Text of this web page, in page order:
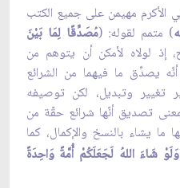
الأكرم مهيمن على جميع الكتب
) متمم لقوله: (مُصَدِّقًا لِمَا بَيْنَ
إذ لولاه لأمكن أن يتوهم من
أنّه يصدِّق ما فيهما من الشرائع
تغيير وتبديل، لكن توصيفه
تصديق أنّها شرائع حقّة من
ما يشاء بالنسخ والإكمال، كما
وَلَوْ شَاءَ اللهُ لَجَعَلَكُمْ أُمَّةً وَاحِدَةً